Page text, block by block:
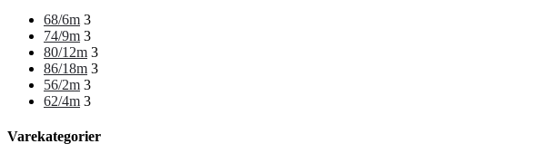
68/6m 3
74/9m 3
80/12m 3
86/18m 3
56/2m 3
62/4m 3
Varekategorier